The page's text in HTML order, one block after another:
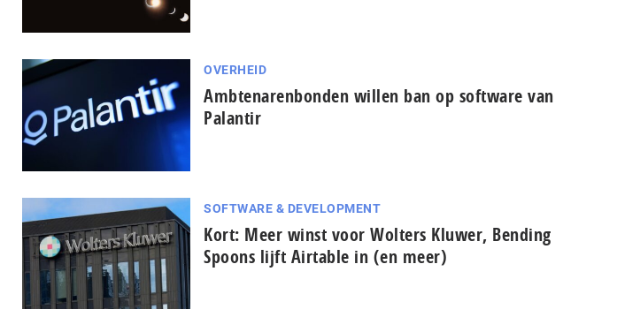
OVERHEID
Ambtenarenbonden willen ban op software van
Palantir
SOFTWARE & DEVELOPMENT
Kort: Meer winst voor Wolters Kluwer, Bending
Spoons lijft Airtable in (en meer)